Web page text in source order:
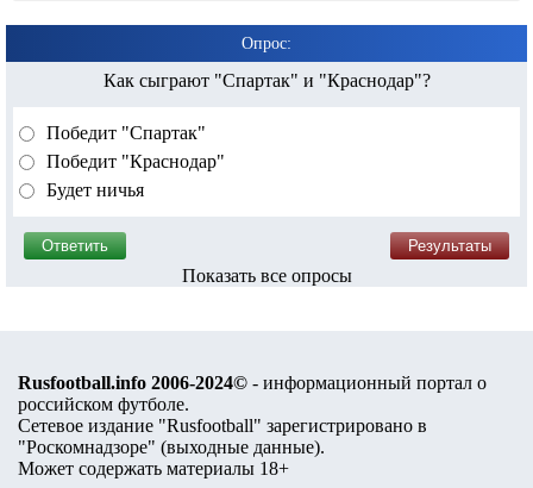
Опрос:
Как сыграют "Спартак" и "Краснодар"?
Победит "Спартак"
Победит "Краснодар"
Будет ничья
Показать все опросы
Rusfootball.info 2006-2024© - информационный портал о
российском футболе.
Сетевое издание "Rusfootball" зарегистрировано в
"Роскомнадзоре" (выходные данные).
Может содержать материалы 18+